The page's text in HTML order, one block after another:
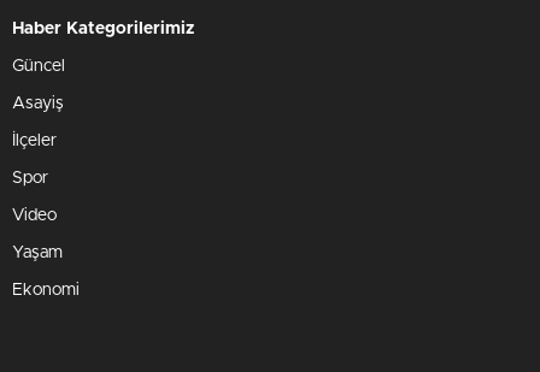
Haber Kategorilerimiz
Güncel
Asayiş
İlçeler
Spor
Video
Yaşam
Ekonomi